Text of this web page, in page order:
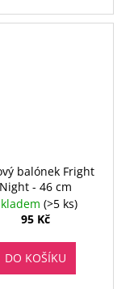
balónek Fright
Night - 46 cm
(>5 ks)
95 Kč
DO KOŠÍKU